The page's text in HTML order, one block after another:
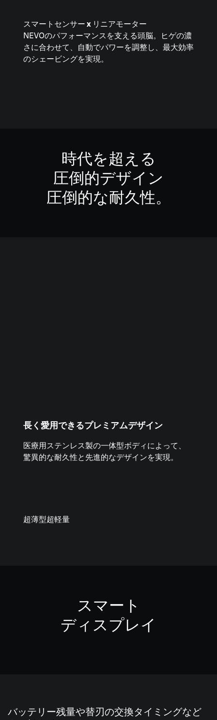
スマートセンサー x リニアモーター
NEVOのパフォーマンスを支える頭脳。ヒゲの濃
さに合わせて、自動でパワーを調整し、最大効率
のシェービングを実現。
時代を超える
圧倒的デザイン
圧倒的な耐久性。
長く愛用できるプレミアムデザイン
医療用ステンレス製の一体型ボディによって、
驚異的な耐久性と先進的なデザインを実現。
超薄型超軽量
スマート
ディスプレイ
バッテリー残量や替刃の交換タイミングなど